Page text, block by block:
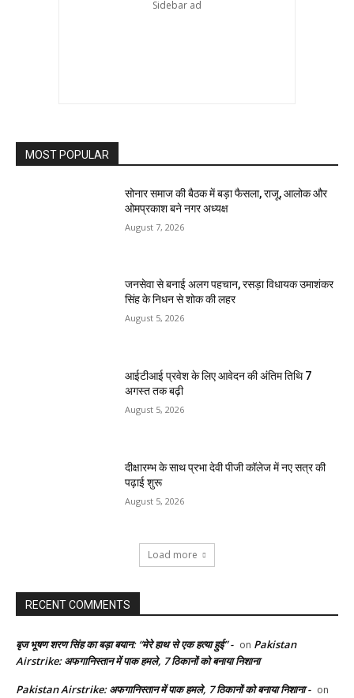
MOST POPULAR
सोनार समाज की बैठक में बड़ा फैसला, राजू, आलोक और
ओमप्रकाश बने नगर अध्यक्ष
August 7, 2026
जनसेवा से बनाई अलग पहचान, रसड़ा विधायक उमाशंकर
सिंह के निधन से शोक की लहर
August 5, 2026
आईटीआई प्रवेश के लिए आवेदन की अंतिम तिथि 7
अगस्त तक बढ़ी
August 5, 2026
दीक्षारम्भ के साथ प्रभा देवी पीजी कॉलेज में नए सत्र की
पढ़ाई शुरू
August 5, 2026
Load more
RECENT COMMENTS
बृज भूषण शरण सिंह का बड़ा बयान: “मेरे हाथ से एक हत्या हुई” - on Pakistan
Airstrike: अफगानिस्तान में पाक हमले, 7 ठिकानों को बनाया निशाना
Pakistan Airstrike: अफगानिस्तान में पाक हमले, 7 ठिकानों को बनाया निशाना - on